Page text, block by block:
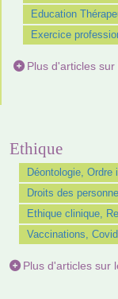
Education
Exercice
Plus d'articles sur
Ethique
Déontologie, Ordre
Droits des
Ethique clinique,
Vaccinations,
Plus d'articles sur